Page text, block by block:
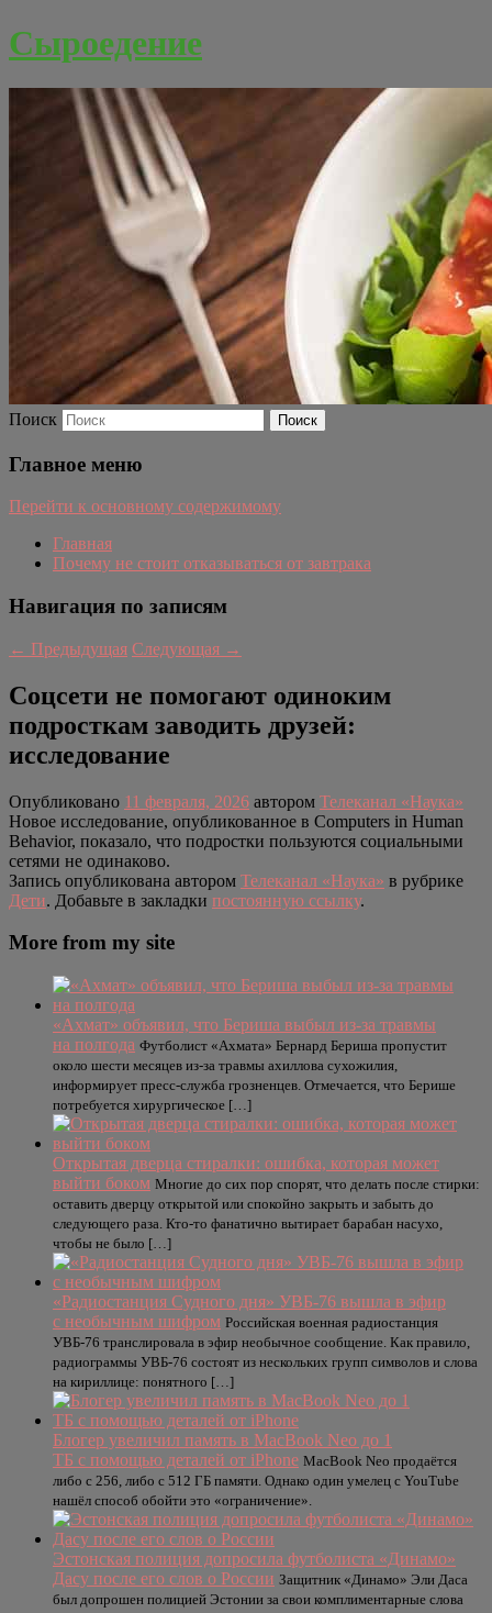
Сыроедение
Поиск
Главное меню
Перейти к основному содержимому
Главная
Почему не стоит отказываться от завтрака
Навигация по записям
← Предыдущая Следующая →
Соцсети не помогают одиноким
подросткам заводить друзей:
исследование
Опубликовано 11 февраля, 2026 автором Телеканал «Наука»
Новое исследование, опубликованное в Computers in Human
Behavior, показало, что подростки пользуются социальными
сетями не одинаково.
Запись опубликована автором Телеканал «Наука» в рубрике
Дети. Добавьте в закладки постоянную ссылку.
More from my site
«Ахмат» объявил, что Бериша выбыл из-за травмы
на полгода Футболист «Ахмата» Бернард Бериша пропустит
около шести месяцев из-за травмы ахиллова сухожилия,
информирует пресс-служба грозненцев. Отмечается, что Берише
потребуется хирургическое […]
Открытая дверца стиралки: ошибка, которая может
выйти боком Многие до сих пор спорят, что делать после стирки:
оставить дверцу открытой или спокойно закрыть и забыть до
следующего раза. Кто-то фанатично вытирает барабан насухо,
чтобы не было […]
«Радиостанция Судного дня» УВБ-76 вышла в эфир
с необычным шифром Российская военная радиостанция
УВБ-76 транслировала в эфир необычное сообщение. Как правило,
радиограммы УВБ-76 состоят из нескольких групп символов и слова
на кириллице: понятного […]
Блогер увеличил память в MacBook Neo до 1
ТБ с помощью деталей от iPhone MacBook Neo продаётся
либо с 256, либо с 512 ГБ памяти. Однако один умелец с YouTube
нашёл способ обойти это «ограничение».
Эстонская полиция допросила футболиста «Динамо»
Дасу после его слов о России Защитник «Динамо» Эли Даса
был допрошен полицией Эстонии за свои комплиментарные слова